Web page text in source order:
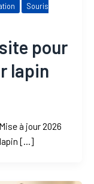
Souris
pour
lapin
à jour 2026
lapin […]